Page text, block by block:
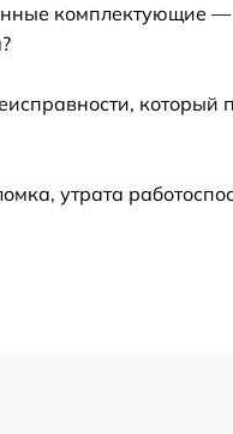
22800 WAкомплектующие
утрата